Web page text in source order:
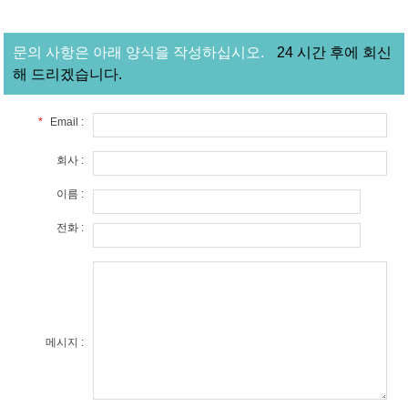
문의 사항은 아래 양식을 작성하십시오.
24 시간 후에 회신
해 드리겠습니다.
* Email :
회사 :
이름 :
전화 :
메시지 :